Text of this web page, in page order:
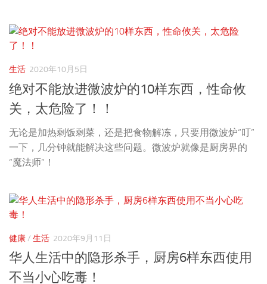
生活 2020年10月5日
绝对不能放进微波炉的10样东西，性命攸
关，太危险了！！
无论是加热剩饭剩菜，还是把食物解冻，只要用微波炉“叮”
一下，几分钟就能解决这些问题。微波炉就像是厨房界的
“魔法师”！
健康/ 生活 2020年9月11日
华人生活中的隐形杀手，厨房6样东西使用
不当小心吃毒！